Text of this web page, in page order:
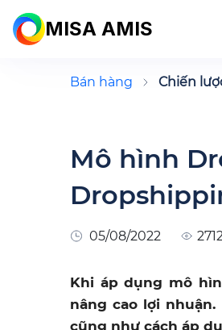
MISA AMIS
Bán hàng Chiến
Mô hình
05/08/2022 2712
Khi áp dụng mô
nâng cao lợi
cũng như cách áp